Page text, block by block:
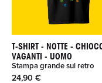
T-SHIRT - NOTTE -
VAGANTI - UOMO
Stampa grande sul retro
24,90 €